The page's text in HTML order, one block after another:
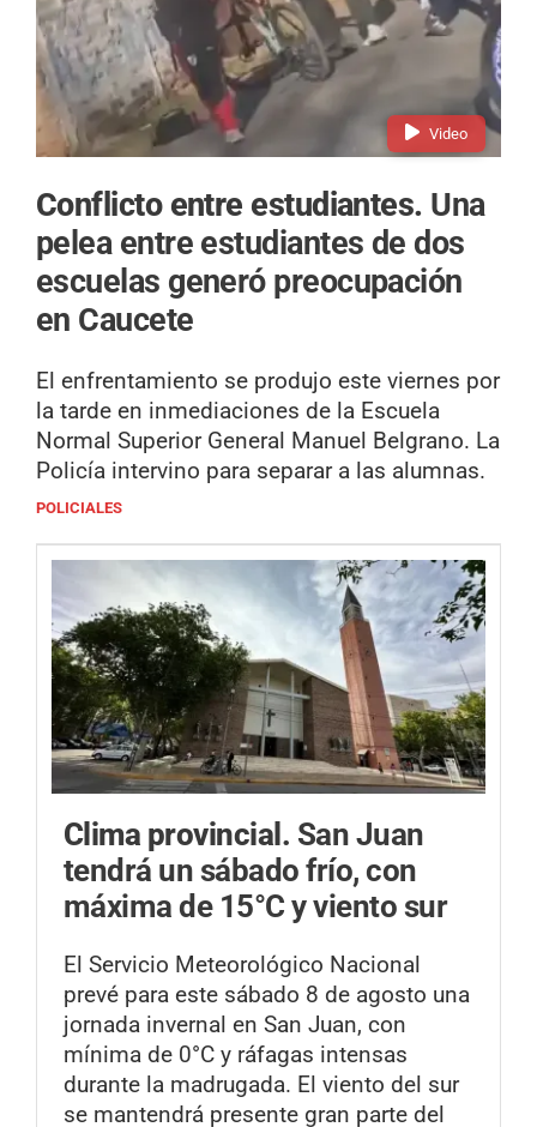
Video
Conflicto entre estudiantes. Una
pelea entre estudiantes de dos
escuelas generó preocupación
en Caucete
El enfrentamiento se produjo este viernes por
la tarde en inmediaciones de la Escuela
Normal Superior General Manuel Belgrano. La
Policía intervino para separar a las alumnas.
POLICIALES
Clima provincial. San Juan
tendrá un sábado frío, con
máxima de 15°C y viento sur
El Servicio Meteorológico Nacional
prevé para este sábado 8 de agosto una
jornada invernal en San Juan, con
mínima de 0°C y ráfagas intensas
durante la madrugada. El viento del sur
se mantendrá presente gran parte del